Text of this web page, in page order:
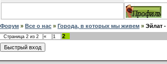
Форум » Все о нас » Города, в которых мы живем » Эйлат -
Страница 2 из 2 « 1 2